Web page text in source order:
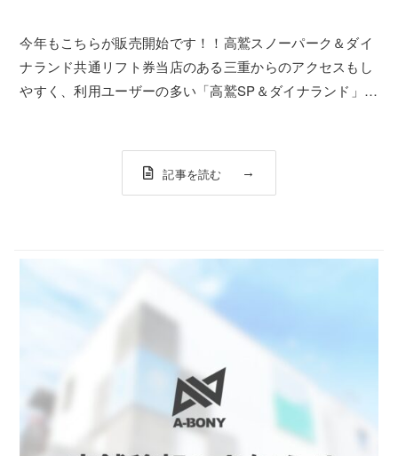
今年もこちらが販売開始です！！高鷲スノーパーク＆ダイ
ナランド共通リフト券当店のある三重からのアクセスもし
やすく、利用ユーザーの多い「高鷲SP＆ダイナランド」の
用してみてください。数に限りがあります...
記事を読む